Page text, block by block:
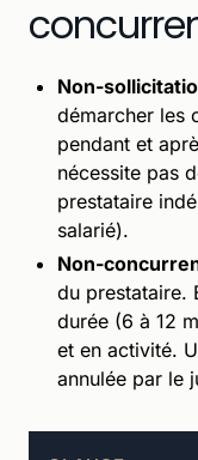
Non-
démarcher les
pendant et
nécessite pas
prestataire
salarié).
Non-
du prestataire.
durée (6 à 12
et en activité.
annulée par le